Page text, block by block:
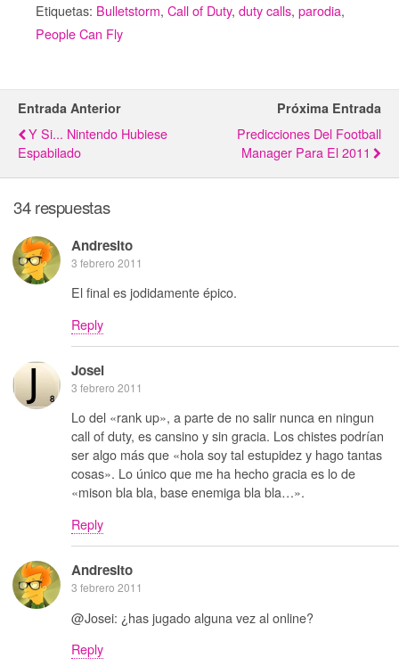
Etiquetas: Bulletstorm, Call of Duty, duty calls, parodia,
People Can Fly
Entrada Anterior
Y Si... Nintendo Hubiese
Espabilado
Próxima Entrada
Predicciones Del Football
Manager Para El 2011
34 respuestas
Andresito
3 febrero 2011
El final es jodidamente épico.
Reply
Josei
3 febrero 2011
Lo del «rank up», a parte de no salir nunca en ningun
call of duty, es cansino y sin gracia. Los chistes podrían
ser algo más que «hola soy tal estupidez y hago tantas
cosas». Lo único que me ha hecho gracia es lo de
«mison bla bla, base enemiga bla bla…».
Reply
Andresito
3 febrero 2011
@Josei: ¿has jugado alguna vez al online?
Reply